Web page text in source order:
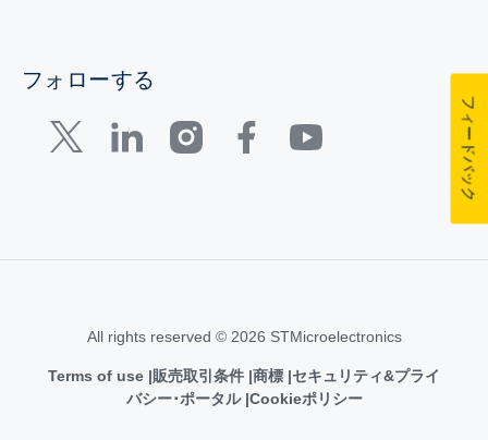
フォローする
All rights reserved © 2026 STMicroelectronics
Terms of use 販売取引条件 商標 セキュリティ&プライ
バシー･ポータル Cookieポリシー
フィードバック